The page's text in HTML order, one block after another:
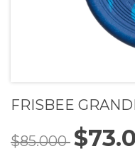
FRISBEE
$85.000